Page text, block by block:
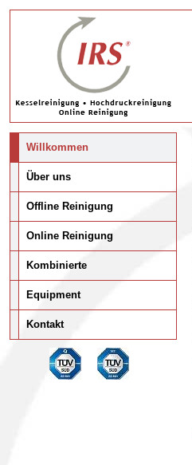
Willkommen
Über uns
Offline Reinigung
Online Reinigung
Kombinierte
Equipment
Kontakt